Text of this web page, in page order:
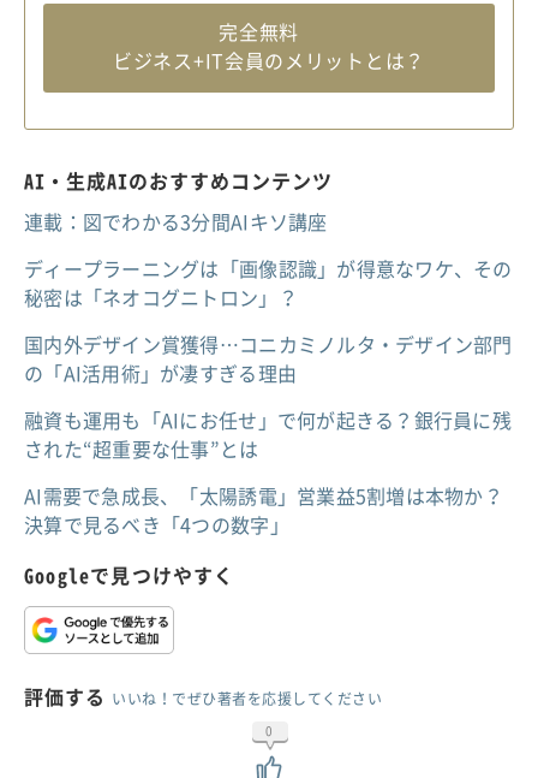
完全無料
ビジネス+IT会員のメリットとは？
AI・生成AIのおすすめコンテンツ
連載：図でわかる3分間AIキソ講座
ディープラーニングは「画像認識」が得意なワケ、その
秘密は「ネオコグニトロン」？
国内外デザイン賞獲得…コニカミノルタ・デザイン部門
の「AI活用術」が凄すぎる理由
融資も運用も「AIにお任せ」で何が起きる？銀行員に残
された“超重要な仕事”とは
AI需要で急成長、「太陽誘電」営業益5割増は本物か？
決算で見るべき「4つの数字」
Googleで見つけやすく
評価する いいね！でぜひ著者を応援してください
0